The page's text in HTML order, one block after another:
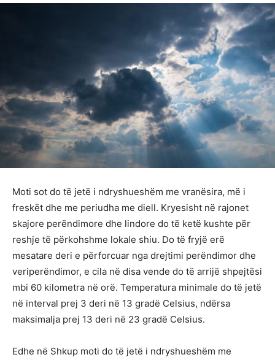
Moti sot do të jetë i ndryshueshëm me vranësira, më i
freskët dhe me periudha me diell. Kryesisht në rajonet
skajore perëndimore dhe lindore do të ketë kushte për
reshje të përkohshme lokale shiu. Do të fryjë erë
mesatare deri e përforcuar nga drejtimi perëndimor dhe
veriperëndimor, e cila në disa vende do të arrijë shpejtësi
mbi 60 kilometra në orë. Temperatura minimale do të jetë
në interval prej 3 deri në 13 gradë Celsius, ndërsa
maksimalja prej 13 deri në 23 gradë Celsius.
Edhe në Shkup moti do të jetë i ndryshueshëm me